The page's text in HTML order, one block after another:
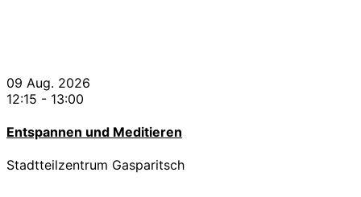
09 Aug. 2026
12:15 - 13:00
Entspannen und Meditieren
Stadtteilzentrum Gasparitsch